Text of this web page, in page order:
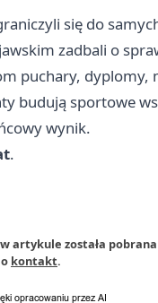
się do
zadbali o
puchary, dyplomy,
budują sportowe
wynik.
.
artykule została
kontakt.